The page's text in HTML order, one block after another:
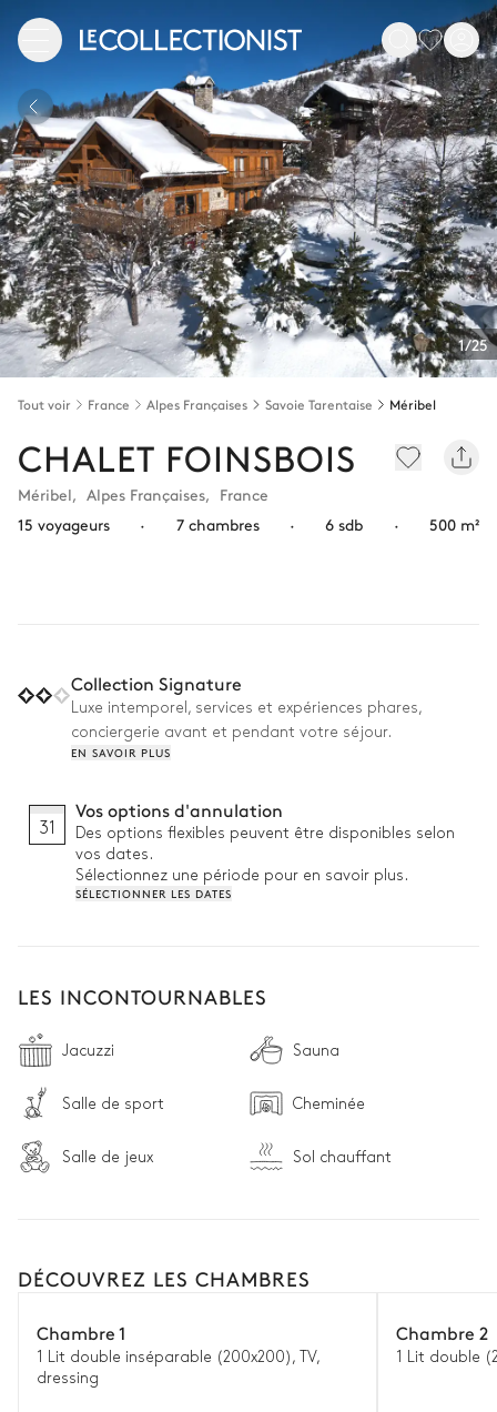
1/25
Tout voir France Alpes Françaises Savoie Tarentaise Méribel
CHALET FOINSBOIS
Méribel, Alpes Françaises, France
15 voyageurs
· 7 chambres · 6 sdb · 500 m²
Collection Signature
Luxe intemporel, services et expériences phares,
conciergerie avant et pendant votre séjour.
EN SAVOIR PLUS
31
Vos options d'annulation
Des options flexibles peuvent être disponibles selon
vos dates.
Sélectionnez une période pour en savoir plus.
SÉLECTIONNER LES DATES
LES INCONTOURNABLES
Jacuzzi Sauna
Salle de sport Cheminée
Salle de jeux Sol chauffant
DÉCOUVREZ LES CHAMBRES
Chambre 1
1 Lit double inséparable (200x200), TV,
dressing
Chambre 2
1 Lit double